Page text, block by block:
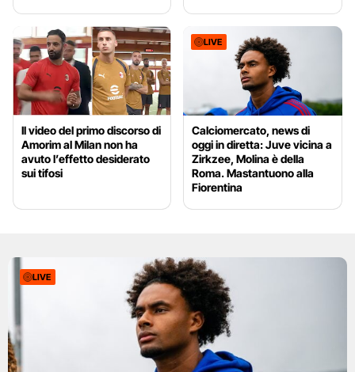
Il video del primo discorso di
Amorim al Milan non ha
avuto l’effetto desiderato
sui tifosi
LIVE
Calciomercato, news di
oggi in diretta: Juve vicina a
Zirkzee, Molina è della
Roma. Mastantuono alla
Fiorentina
LIVE